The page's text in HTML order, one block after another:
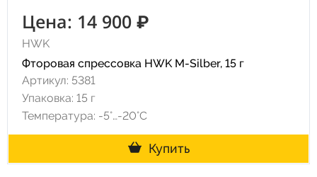
Цена: 14 900 ₽
HWK
Фторовая спрессовка HWK M-Silber, 15 г
Артикул: 5381
Упаковка: 15 г
Температура: -5°…-20°C
Купить